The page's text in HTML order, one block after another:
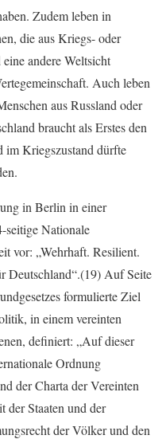
Zudem leben in
die aus Kriegs- oder
andere Weltsicht
Auch leben
aus Russland oder
braucht als Erstes den
im Kriegszustand dürfte
in Berlin in einer
seitige Nationale
vor: „Wehrhaft. Resilient.
Deutschland“.(19) Auf Seite
formulierte Ziel
in einem vereinten
definiert: „Auf dieser
Ordnung
der Charta der Vereinten
der Staaten und der
der Völker und den